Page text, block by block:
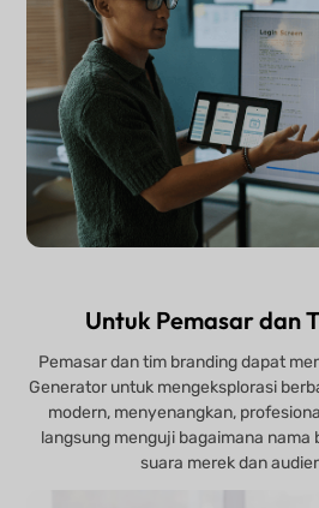
Untuk Pemasar dan
Pemasar dan tim branding dapat
Generator untuk mengeksplorasi
modern, menyenangkan,
langsung menguji bagaimana nama
suara merek dan